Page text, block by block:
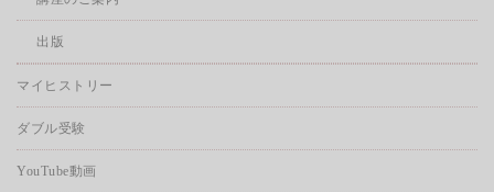
出版
マイヒストリー
ダブル受験
YouTube動画